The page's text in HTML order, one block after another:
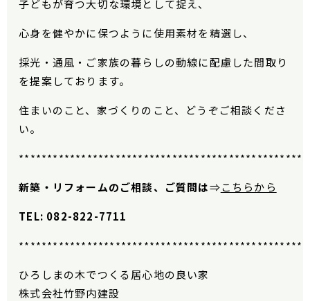
子どもが育つ大切な環境として捉え、
心身を健やかに保つように使用素材を精選し、
採光・通風・ご家族の暮らしの動線に配慮した間取り
を提案しております。
住まいのこと、家づくりのこと、どうぞご相談くださ
い。
新築・リフォームのご相談、ご質問は⇒こちらから
TEL: 082-822-7711
ひろしまの木でつくる居心地の良い家
株式会社竹野内建設